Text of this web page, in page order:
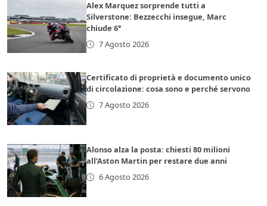
Alex Marquez sorprende tutti a
Silverstone: Bezzecchi insegue, Marc
chiude 6°
7 Agosto 2026
Certificato di proprietà e documento unico
di circolazione: cosa sono e perché servono
7 Agosto 2026
Alonso alza la posta: chiesti 80 milioni
all’Aston Martin per restare due anni
6 Agosto 2026